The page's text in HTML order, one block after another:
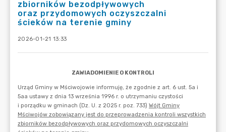
zbiorników bezodpływowych
oraz przydomowych oczyszczalni
ścieków na terenie gminy
2026-01-21 13:33